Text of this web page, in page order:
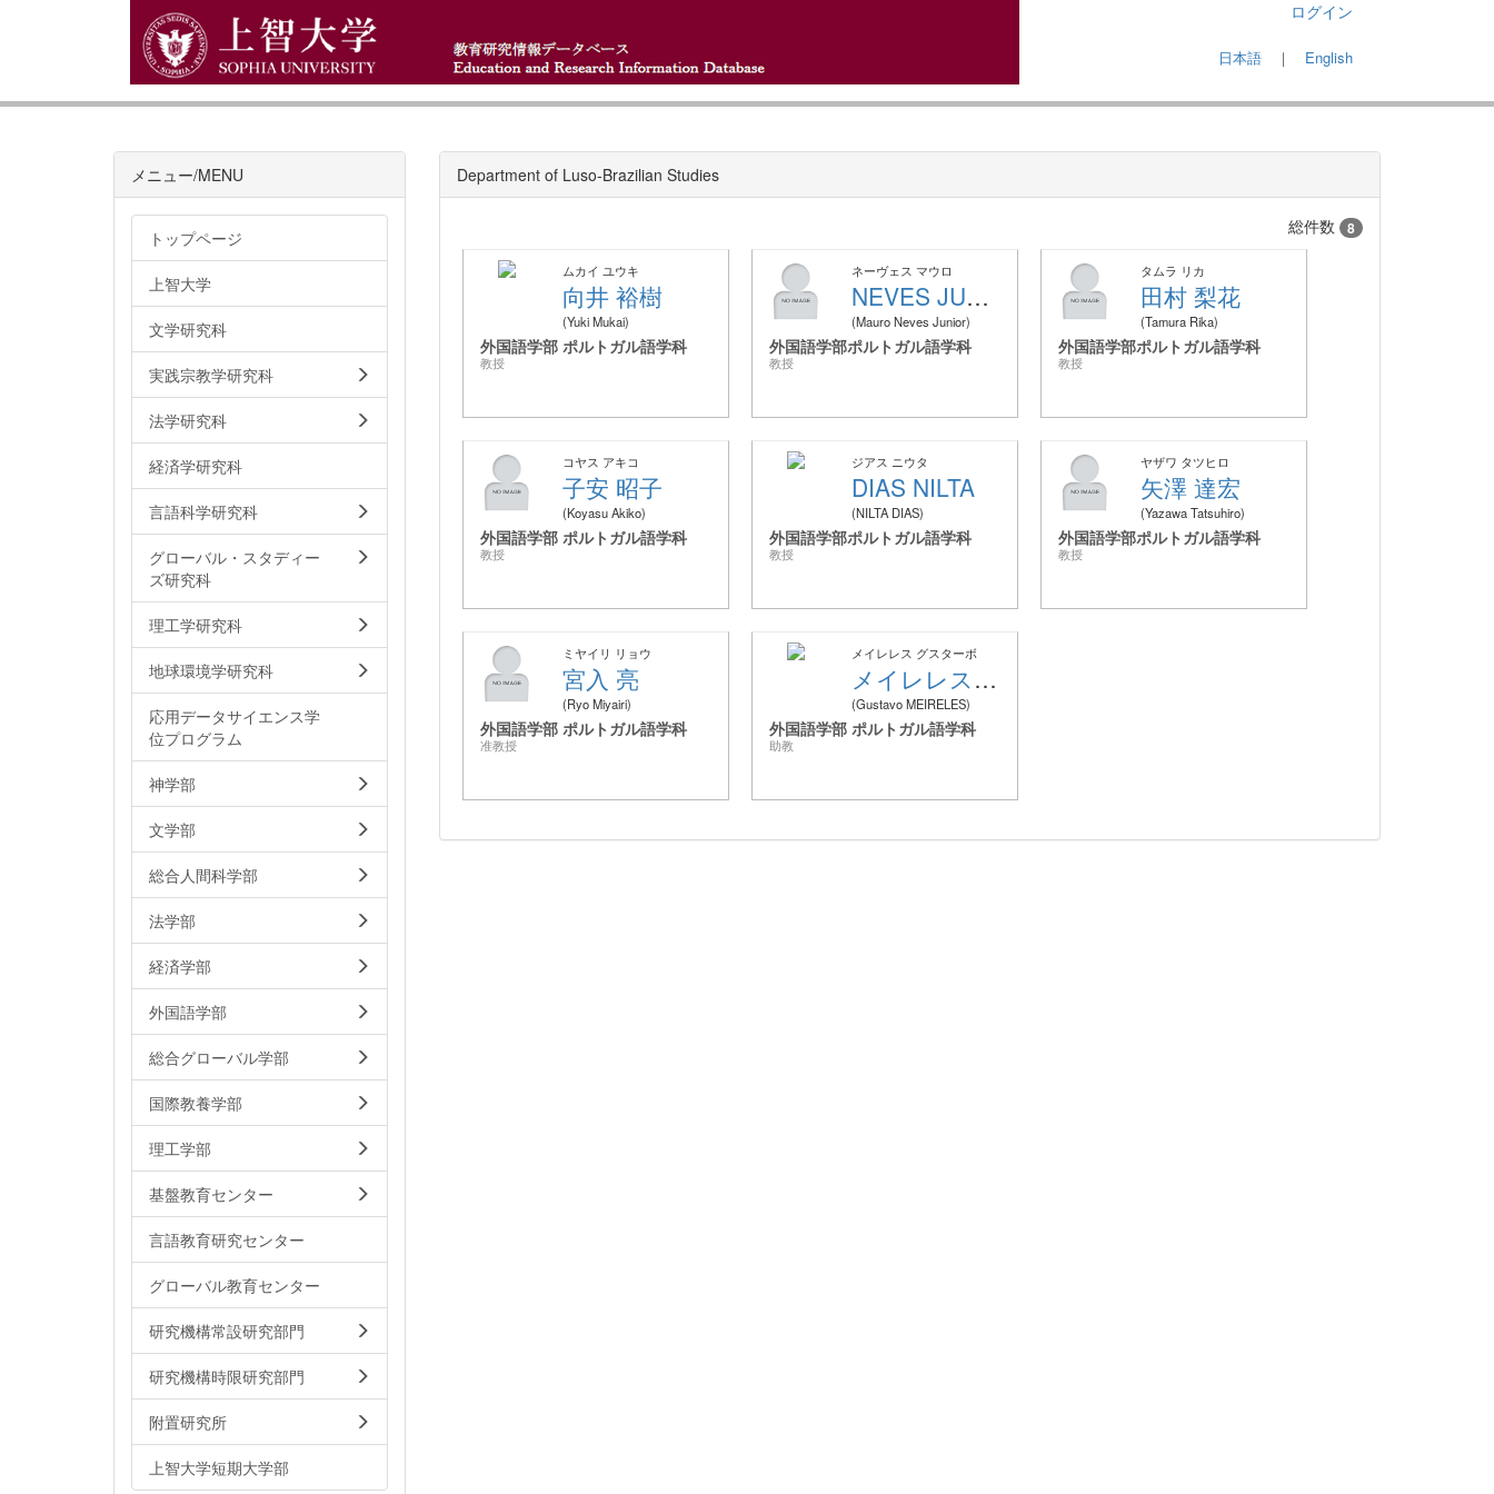
ログイン
日本語 ｜ English
Department of Luso-Brazilian Studies
総件数 8
ムカイ ユウキ
向井 裕樹
Yuki Mukai
外国語学部 ポルトガル語学科
教授
ネーヴェス マウロ
NEVES JUNIOR MAURO
Mauro Neves Junior
外国語学部ポルトガル語学科
教授
タムラ リカ
田村 梨花
Tamura Rika
外国語学部ポルトガル語学科
教授
コヤス アキコ
子安 昭子
Koyasu Akiko
外国語学部 ポルトガル語学科
教授
ジアス ニウタ
DIAS NILTA
NILTA DIAS
外国語学部ポルトガル語学科
教授
ヤザワ タツヒロ
矢澤 達宏
Yazawa Tatsuhiro
外国語学部ポルトガル語学科
教授
ミヤイリ リョウ
宮入 亮
Ryo Miyairi
外国語学部 ポルトガル語学科
准教授
メイレレス グスターボ
メイレレス グスターボ
Gustavo MEIRELES
外国語学部 ポルトガル語学科
助教
メニュー/MENU
トップページ
上智大学
文学研究科
実践宗教学研究科
法学研究科
経済学研究科
言語科学研究科
グローバル・スタディー
ズ研究科
理工学研究科
地球環境学研究科
応用データサイエンス学
位プログラム
神学部
文学部
総合人間科学部
法学部
経済学部
外国語学部
総合グローバル学部
国際教養学部
理工学部
基盤教育センター
言語教育研究センター
グローバル教育センター
研究機構常設研究部門
研究機構時限研究部門
附置研究所
上智大学短期大学部